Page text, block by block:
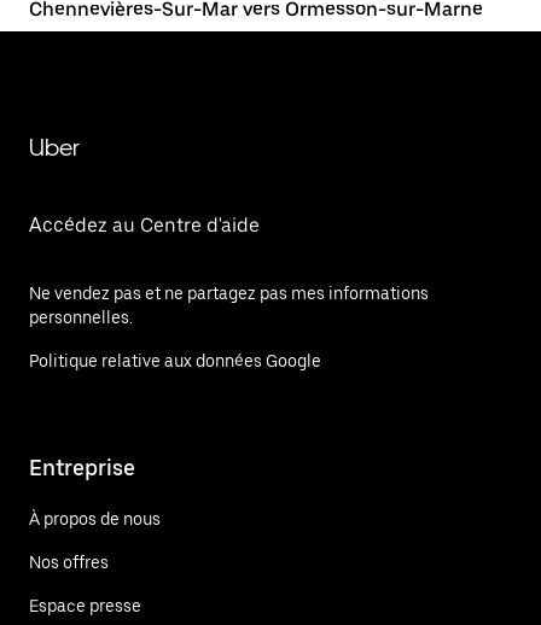
Chennevières-Sur-Mar vers Ormesson-sur-Marne
Uber
Accédez au Centre d'aide
Ne vendez pas et ne partagez pas mes informations
personnelles.
Politique relative aux données Google
Entreprise
À propos de nous
Nos offres
Espace presse